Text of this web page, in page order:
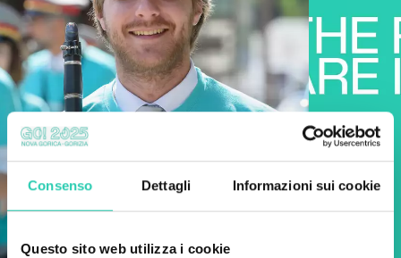
Consenso Dettagli Informazioni sui cookie
Questo sito web utilizza i cookie